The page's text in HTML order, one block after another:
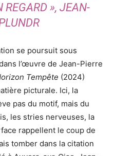
REGARD », JEAN-
se poursuit sous
l’œuvre de Jean-Pierre
Tempête (2024)
picturale. Ici, la
pas du motif, mais du
les stries nerveuses, la
rappellent le coup de
tomber dans la citation